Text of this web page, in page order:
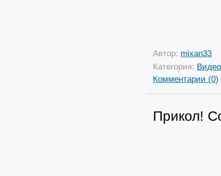
Автор: mixan33
Категория: Видео
Комментарии (0)
Прикол!